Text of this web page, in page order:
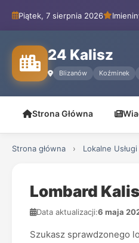
Piątek, 7 sierpnia 2026
24 Kalisz
Blizanów Koźminek
Strona Główna
Strona główna › Lokalne Usługi
Lombard
Data aktualizacji:6 maja
Szukasz sprawdzonego